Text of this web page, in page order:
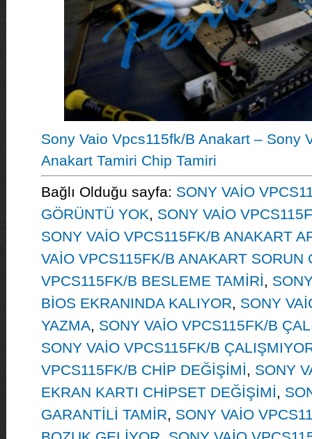
Sony Vaio Vpcs115fk/B Anakart – Sony
Anakart Tamiri Chip Tamiri
Bağlı Olduğu sayfa: SONY VAİO
GÖRÜNTÜ YOK, SONY VAİO
SONY VAİO VPCS115FK/B ANAKART
VAİO VPCS115FK/B ANAKART SORUN
VPCS115FK/B BESLEME TAMİRİ,
BİOS EKRANINDA KALIYOR, SONY
YAZMA, SONY VAİO VPCS115FK/B
SONY VAİO VPCS115FK/B
VPCS115FK/B CHİP DEĞİŞİMİ, SONY
EKRAN KARTI CHİPSET DEĞİŞİMİ,
GARANTİLİ TAMİR, SONY VAİO